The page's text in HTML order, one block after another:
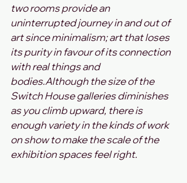
two rooms provide an
uninterrupted journey in and out of
art since minimalism; art that loses
its purity in favour of its connection
with real things and
bodies.Although the size of the
Switch House galleries diminishes
as you climb upward, there is
enough variety in the kinds of work
on show to make the scale of the
exhibition spaces feel right.